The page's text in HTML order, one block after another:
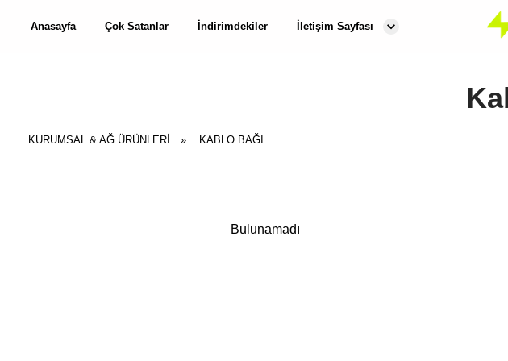
Anasayfa Çok Satanlar İndirimdekiler İletişim Sayfası
KURUMSAL & AĞ ÜRÜNLERİ » KABLO BAĞI
Bulunamadı